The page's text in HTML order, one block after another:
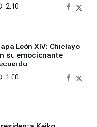
2:10
León XIV: Chiclayo
su emocionante
1:00